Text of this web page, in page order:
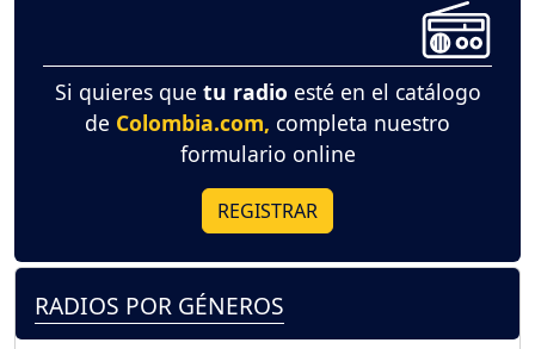
Si quieres que tu radio esté en el catálogo
de Colombia.com, completa nuestro
formulario online
REGISTRAR
RADIOS POR GÉNEROS